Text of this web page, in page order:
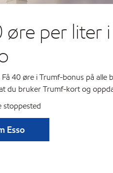
øre per liter
40 øre i Trumf-bonus på alle
du bruker Trumf-kort og
stoppested
Esso